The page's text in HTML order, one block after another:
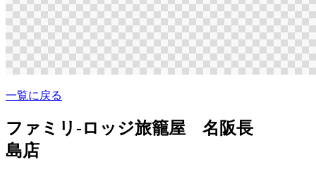
一覧に戻る
ファミリ-ロッジ旅籠屋 名阪長
島店